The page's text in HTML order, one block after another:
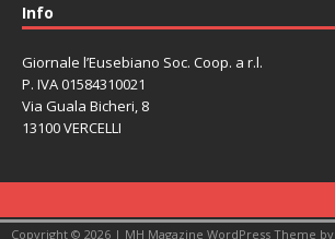
Info
Giornale l’Eusebiano Soc. Coop. a r.l.
P. IVA 01584310021
Via Guala Bicheri, 8
13100 VERCELLI
Copyright © 2026 | MH Magazine WordPress Theme by